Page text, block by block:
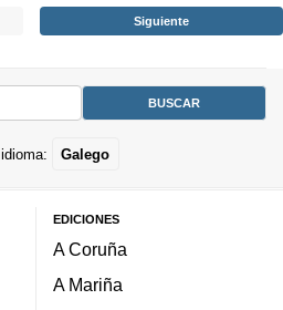
Siguiente
Galego
EDICIONES
A Coruña
A Mariña